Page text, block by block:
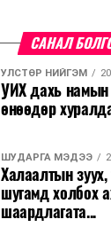
САНАЛ
УЛСТӨР НИЙГЭМ
УИХ дахь намын
өнөөдөр
ШУДАРГА МЭДЭЭ
Халаалтын
шугамд холбох
шаардлагата...